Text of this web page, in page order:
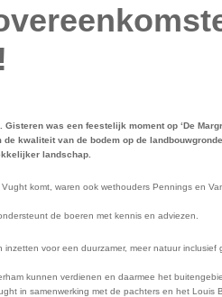
Gisteren was een feestelijk moment op ‘De
de kwaliteit van de bodem op de
landschap.
komt, waren ook wethouders Pennings en
de boeren met kennis en adviezen.
inzetten voor een duurzamer, meer natuur
kunnen verdienen en daarmee het
in samenwerking met de pachters en het Louis